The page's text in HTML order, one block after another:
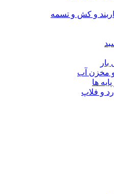
و کش و تسمه
و مخزن آب
ها
و فلاپ